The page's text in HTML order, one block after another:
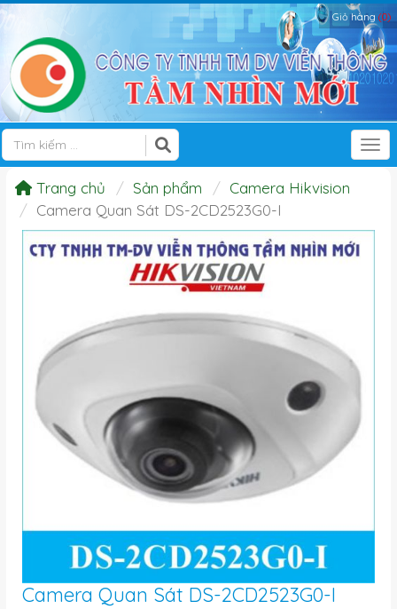
Giỏ hàng (0)
Trang chủ Sản phẩm
Camera Hikvision
Camera Quan Sát DS-2CD2523G0-I
Camera Quan Sát DS-2CD2523G0-I